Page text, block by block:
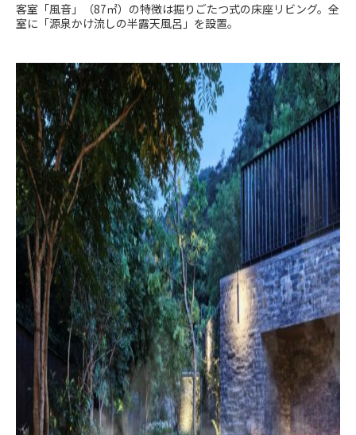
客室「風音」（87㎡）の特徴は掘りごたつ式の床座リビング。全
室に「源泉かけ流しの半露天風呂」を設置。